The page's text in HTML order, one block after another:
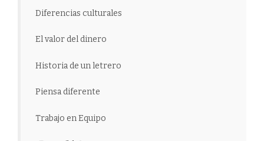
Diferencias culturales
El valor del dinero
Historia de un letrero
Piensa diferente
Trabajo en Equipo